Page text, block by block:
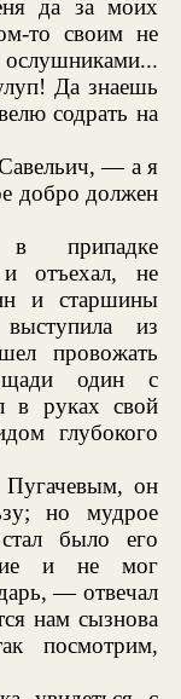
да за моих
то своим не
Да знаешь
содрать на
— а я
добро должен
припадке
отъехал, не
и старшины
из
провожать
один с
в руках свой
глубокого
Пугачевым, он
но мудрое
было его
и не мог
— отвечал
нам сызнова
посмотрим,